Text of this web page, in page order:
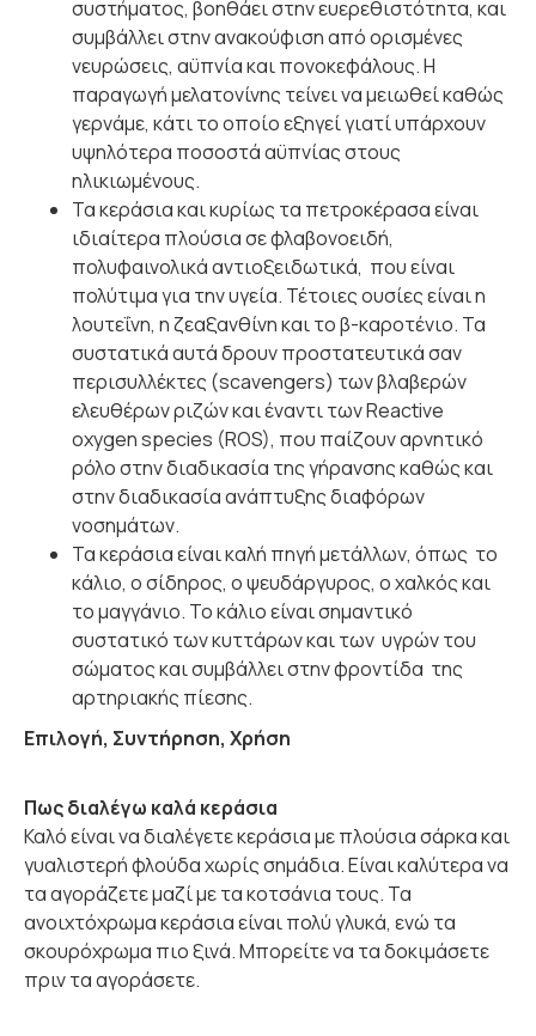
συστήματος, βοηθάει στην ευερεθιστότητα, και
συμβάλλει στην ανακούφιση από ορισμένες
νευρώσεις, αϋπνία και πονοκεφάλους. Η
παραγωγή μελατονίνης τείνει να μειωθεί καθώς
γερνάμε, κάτι το οποίο εξηγεί γιατί υπάρχουν
υψηλότερα ποσοστά αϋπνίας στους
ηλικιωμένους.
Τα κεράσια και κυρίως τα πετροκέρασα είναι
ιδιαίτερα πλούσια σε φλαβονοειδή,
πολυφαινολικά αντιοξειδωτικά, που είναι
πολύτιμα για την υγεία. Τέτοιες ουσίες είναι η
λουτεΐνη, η ζεαξανθίνη και το β-καροτένιο. Τα
συστατικά αυτά δρουν προστατευτικά σαν
περισυλλέκτες (scavengers) των βλαβερών
ελευθέρων ριζών και έναντι των Reactive
oxygen species (ROS), που παίζουν αρνητικό
ρόλο στην διαδικασία της γήρανσης καθώς και
στην διαδικασία ανάπτυξης διαφόρων
νοσημάτων.
Τα κεράσια είναι καλή πηγή μετάλλων, όπως το
κάλιο, ο σίδηρος, ο ψευδάργυρος, ο χαλκός και
το μαγγάνιο. Το κάλιο είναι σημαντικό
συστατικό των κυττάρων και των υγρών του
σώματος και συμβάλλει στην φροντίδα της
αρτηριακής πίεσης.
Επιλογή, Συντήρηση, Χρήση
Πως διαλέγω καλά κεράσια
Καλό είναι να διαλέγετε κεράσια με πλούσια σάρκα και
γυαλιστερή φλούδα χωρίς σημάδια. Είναι καλύτερα να
τα αγοράζετε μαζί με τα κοτσάνια τους. Τα
ανοιχτόχρωμα κεράσια είναι πολύ γλυκά, ενώ τα
σκουρόχρωμα πιο ξινά. Μπορείτε να τα δοκιμάσετε
πριν τα αγοράσετε.